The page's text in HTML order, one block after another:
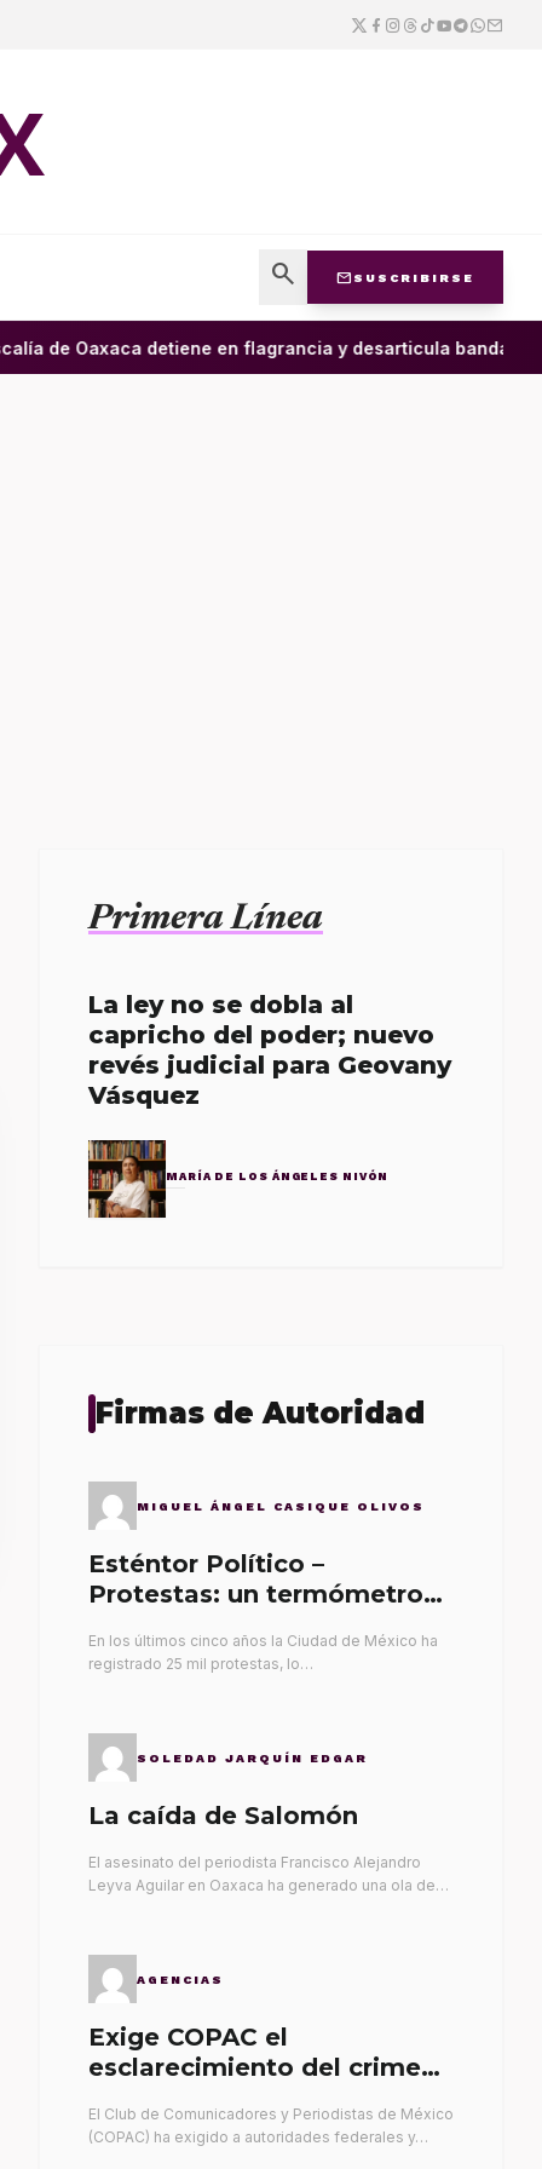
search mail SUSCRIBIRSE
de Oaxaca detiene en flagrancia y desarticula banda
Primera Línea
La ley no se dobla al
capricho del poder; nuevo
revés judicial para Geovany
Vásquez
MARÍA DE LOS ÁNGELES NIVÓN
Firmas de Autoridad
MIGUEL ÁNGEL CASIQUE OLIVOS
Esténtor Político –
Protestas: un termómetro
En los últimos cinco años la Ciudad de México ha
registrado 25 mil protestas, lo…
SOLEDAD JARQUÍN EDGAR
La caída de Salomón
El asesinato del periodista Francisco Alejandro
Leyva Aguilar en Oaxaca ha generado una ola de…
AGENCIAS
Exige COPAC el
esclarecimiento del crimen
El Club de Comunicadores y Periodistas de México
(COPAC) ha exigido a autoridades federales y…